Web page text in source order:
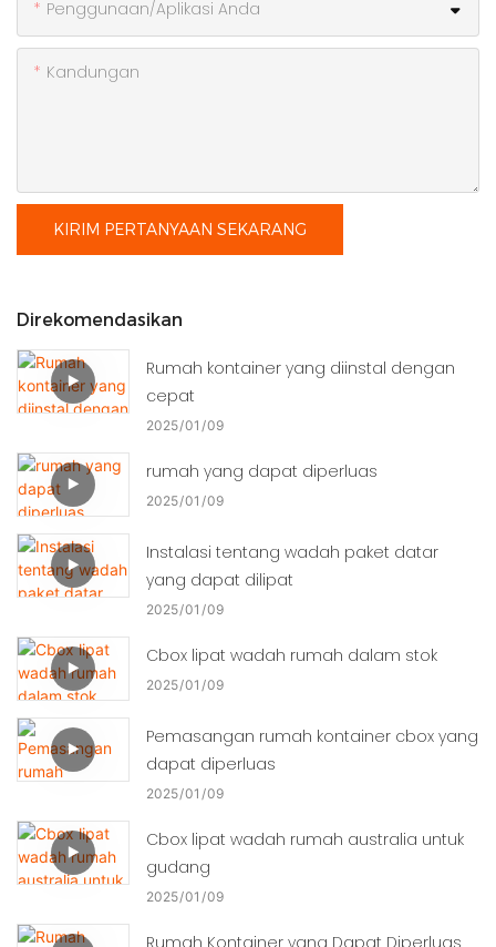
Penggunaan/Aplikasi Anda
Kandungan
KIRIM PERTANYAAN SEKARANG
Direkomendasikan
Rumah kontainer yang diinstal dengan
cepat
2025 01 09
rumah yang dapat diperluas
2025 01 09
Instalasi tentang wadah paket datar
yang dapat dilipat
2025 01 09
Cbox lipat wadah rumah dalam stok
2025 01 09
Pemasangan rumah kontainer cbox yang
dapat diperluas
2025 01 09
Cbox lipat wadah rumah australia untuk
gudang
2025 01 09